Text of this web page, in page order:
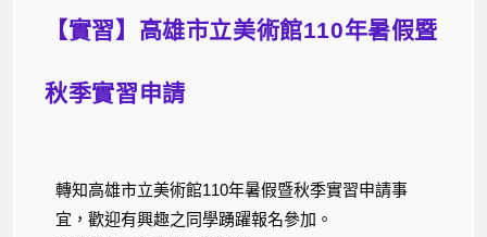
【實習】高雄市立美術館110年暑假暨
秋季實習申請
轉知高雄市立美術館110年暑假暨秋季實習申請事
宜，歡迎有興趣之同學踴躍報名參加。